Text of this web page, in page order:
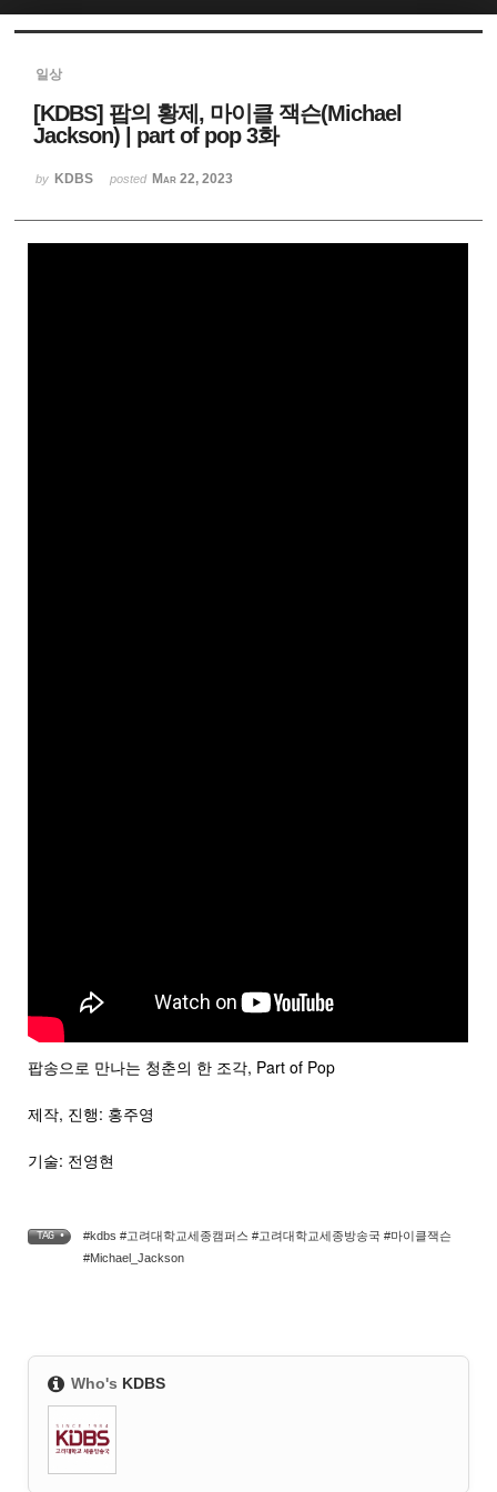
일상
[KDBS] 팝의 황제, 마이클 잭슨(Michael
Jackson) | part of pop 3화
by KDBS posted Mar 22, 2023
팝송으로 만나는 청춘의 한 조각, Part of Pop
제작, 진행: 홍주영
기술: 전영현
TAG •
#kdbs #고려대학교세종캠퍼스 #고려대학교세종방송국 #마이클잭슨
#Michael_Jackson
Who's KDBS
Sketchbook5, 스케치북5
Sketchbook5, 스케치북5